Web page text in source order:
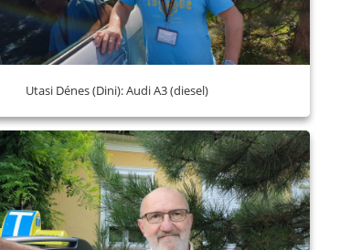
Utasi Dénes (Dini): Audi A3 (diesel)